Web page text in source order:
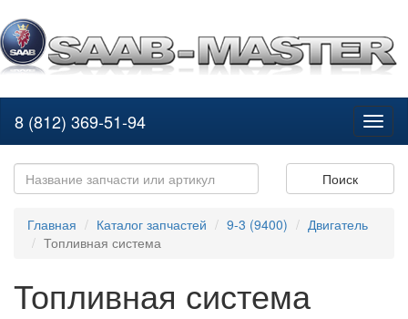
8 (812) 369-51-94
Поиск
Главная Каталог запчастей 9-3 (9400)
Двигатель
Топливная система
Топливная система